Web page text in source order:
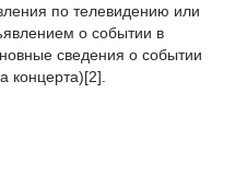
по телевидению или
о событии в
сведения о событии
концерта)[2].